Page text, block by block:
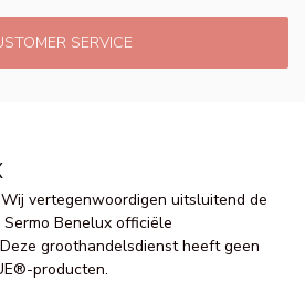
SERVICE
vertegenwoordigen uitsluitend de
Benelux officiële
groothandelsdienst heeft geen
producten.